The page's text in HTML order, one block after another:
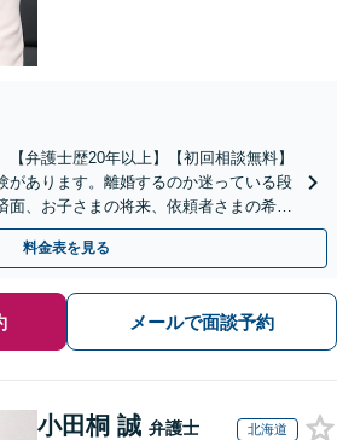
【弁護士歴20年以上】【初回相談無料】
があります。離婚するのか迷っている段
面、お子さまの将来、依頼者さまの希望
提案します。
料金表を見る
メールで面談予約
小田桐 誠 弁護士 北海道